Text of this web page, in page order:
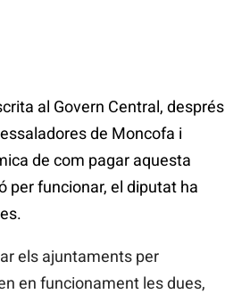
al Govern Central, després
de Moncofa i
de com pagar aquesta
per funcionar, el diputat ha
els ajuntaments per
en funcionament les dues,